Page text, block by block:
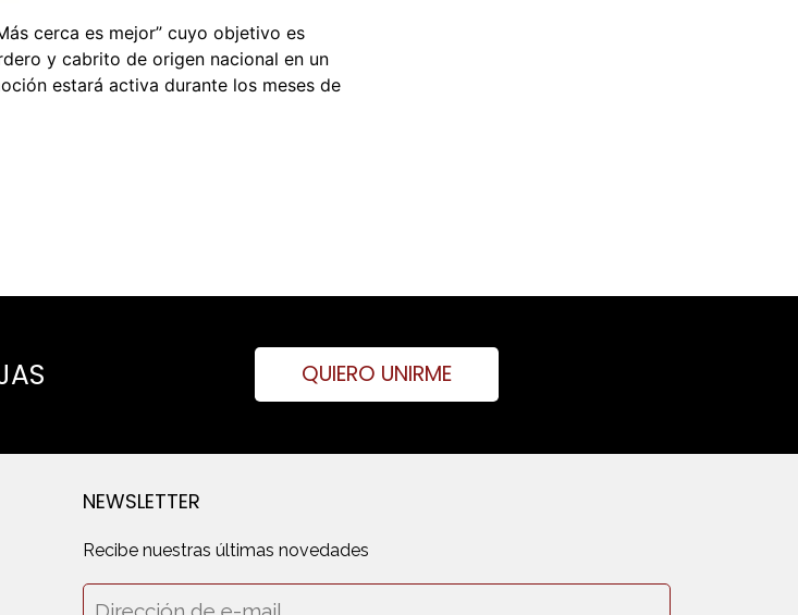
cerca es mejor” cuyo objetivo es
y cabrito de origen nacional en un
estará activa durante los meses de
QUIERO UNIRME
NEWSLETTER
Recibe nuestras últimas novedades